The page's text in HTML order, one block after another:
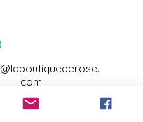
com
légales